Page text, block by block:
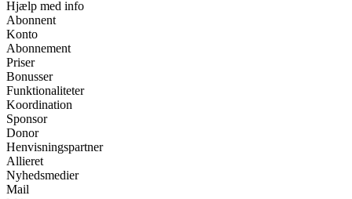
Hjælp med info
Abonnent
Konto
Abonnement
Priser
Bonusser
Funktionaliteter
Koordination
Sponsor
Donor
Henvisningspartner
Allieret
Nyhedsmedier
Mail